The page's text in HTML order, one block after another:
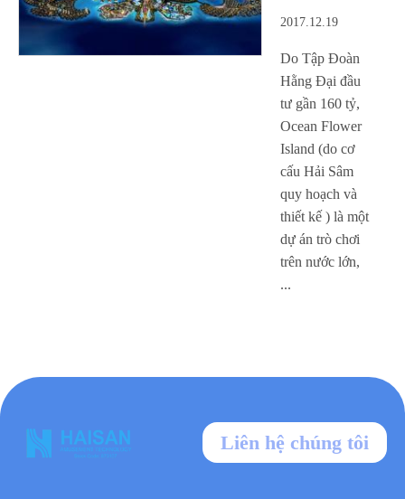
2017.12.19
Do Tập Đoàn
Hằng Đại đầu
tư gần 160 tỷ,
Ocean Flower
Island (do cơ
cấu Hải Sâm
quy hoạch và
thiết kế ) là một
dự án trò chơi
trên nước lớn,
...
Liên hệ chúng tôi